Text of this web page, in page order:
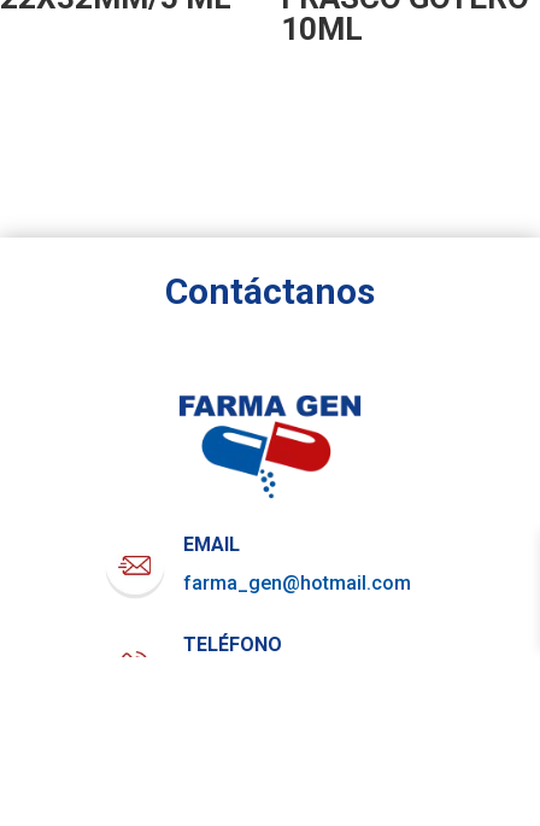
10ML
Contáctanos
EMAIL
farma_gen@hotmail.com
TELÉFONO